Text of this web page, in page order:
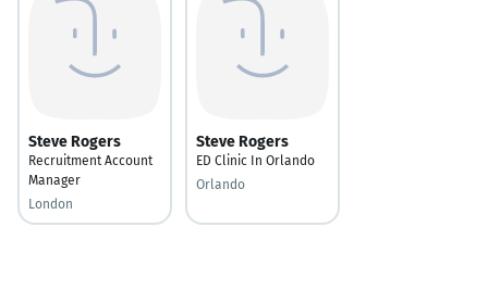
Steve Rogers
Recruitment Account
Manager
London
Steve Rogers
ED Clinic In Orlando
Orlando